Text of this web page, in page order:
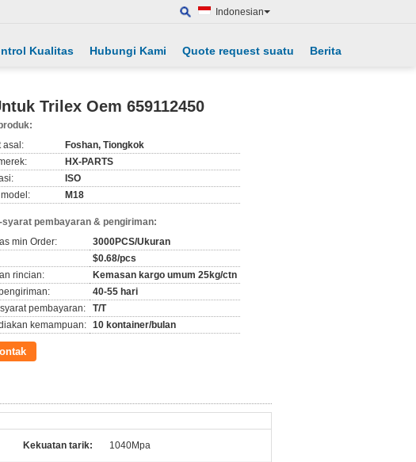
Indonesian
Kualitas Hubungi Kami Quote request suatu Berita
Trilex Oem 659112450
asal:
Foshan, Tiongkok
HX-PARTS
ISO
M18
pembayaran & pengiriman:
min Order:
3000PCS/Ukuran
$0.68/pcs
rincian:
Kemasan kargo umum 25kg/ctn
40-55 hari
pembayaran:
T/T
kemampuan: 10 kontainer/bulan
Kekuatan tarik: 1040Mpa